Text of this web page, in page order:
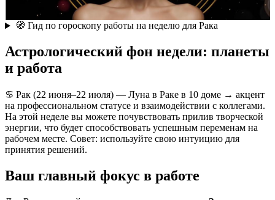
🧭 Гид по гороскопу работы на неделю для Рака
Астрологический фон недели: планеты
и работа
♋ Рак (22 июня–22 июля) — Луна в Раке в 10 доме → акцент
на профессиональном статусе и взаимодействии с коллегами.
На этой неделе вы можете почувствовать прилив творческой
энергии, что будет способствовать успешным переменам на
рабочем месте. Совет: используйте свою интуицию для
принятия решений.
Ваш главный фокус в работе